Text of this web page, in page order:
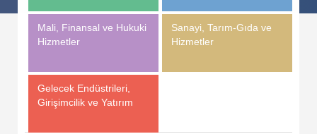
Mali, Finansal ve Hukuki
Hizmetler
Sanayi, Tarım-Gıda ve
Hizmetler
Gelecek Endüstrileri,
Girişimcilik ve Yatırım